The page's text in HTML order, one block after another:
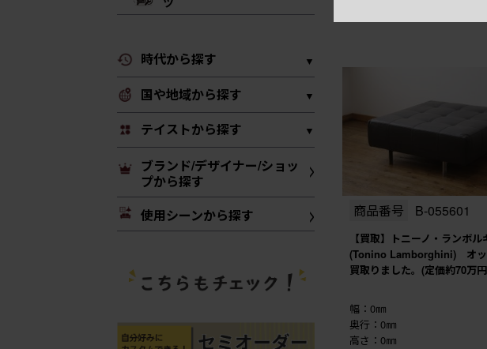
時代から探す
国や地域から探す
テイストから探す
ブランド/デザイナー/ショッ
プから探す
使用シーンから探す
商品番号 B-055601
【買取】トニーノ・ランボル
(Tonino Lamborghini) オッ
買取りました。(定価約70万
幅：0㎜
奥行：0㎜
高さ：0㎜